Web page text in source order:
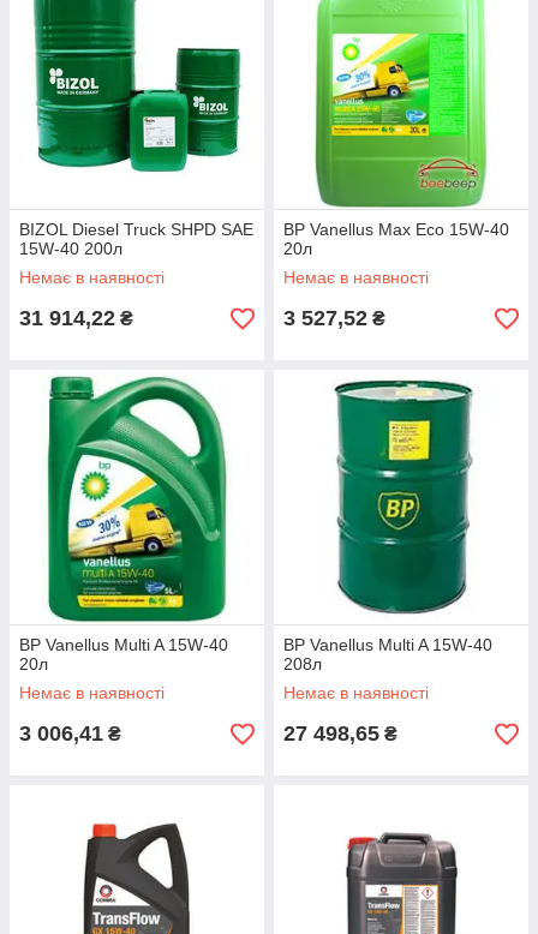
BIZOL Diesel Truck SHPD SAE
15W-40 200л
Немає в наявності
31 914,22 ₴
BP Vanellus Max Eco 15W-40
20л
Немає в наявності
3 527,52 ₴
BP Vanellus Multi A 15W-40
20л
Немає в наявності
3 006,41 ₴
BP Vanellus Multi A 15W-40
208л
Немає в наявності
27 498,65 ₴